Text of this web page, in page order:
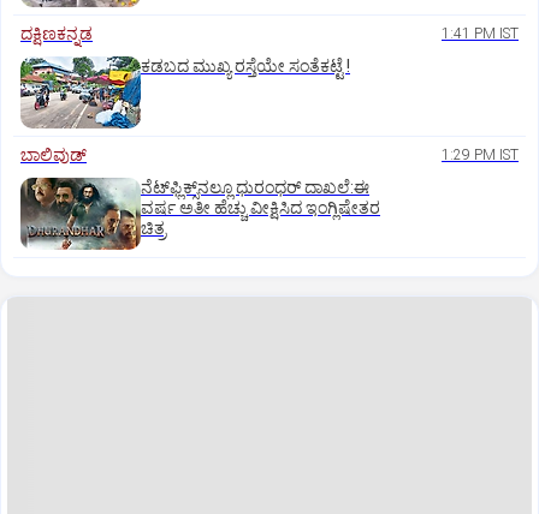
ದಕ್ಷಿಣಕನ್ನಡ 1:41 PM IST
ಕಡಬದ ಮುಖ್ಯ ರಸ್ತೆಯೇ ಸಂತೆಕಟ್ಟೆ !
ಬಾಲಿವುಡ್‌ 1:29 PM IST
ನೆಟ್‌ಫ್ಲಿಕ್ಸ್‌ನಲ್ಲೂ ಧುರಂಧರ್‌ ದಾಖಲೆ:ಈ
ವರ್ಷ ಅತೀ ಹೆಚ್ಚು ವೀಕ್ಷಿಸಿದ ಇಂಗ್ಲಿಷೇತರ
ಚಿತ್ರ